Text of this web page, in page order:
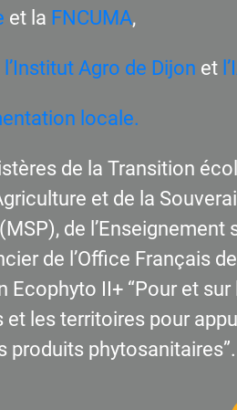
et la FNCUMA,
l’Institut Agro de Dijon et
locale.
de la Transition
et de la
de l’Enseignement
de l’Office Français
Ecophyto II+ “Pour et
les territoires pour
produits phytosanitaires”.